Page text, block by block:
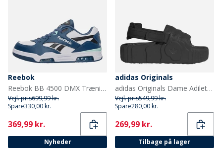
Reebok
Reebok BB 4500 DMX Træningssko Hvid/Shadow/Sort
Vejl. pris699,99 kr.
Spare330,00 kr.
Current
369,99 kr.
Nyheder
adidas Originals
adidas Originals Dame Adilette 22 XLG Sandaler Core Black/Core Black/Core Black
Vejl. pris549,99 kr.
Spare280,00 kr.
Current
269,99 kr.
Tilbage på lager